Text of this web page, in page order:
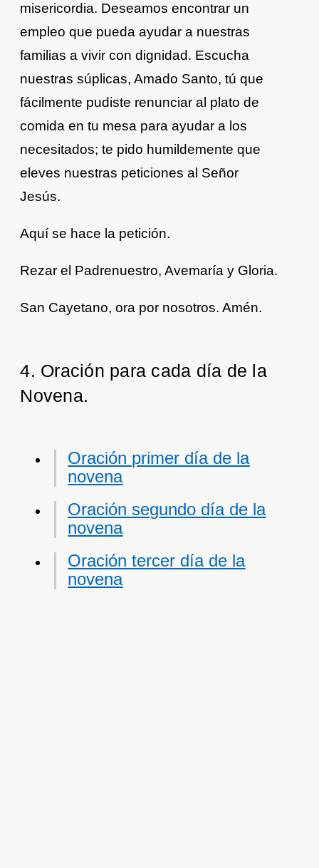
misericordia. Deseamos encontrar un
empleo que pueda ayudar a nuestras
familias a vivir con dignidad. Escucha
nuestras súplicas, Amado Santo, tú que
fácilmente pudiste renunciar al plato de
comida en tu mesa para ayudar a los
necesitados; te pido humildemente que
eleves nuestras peticiones al Señor
Jesús.
Aquí se hace la petición.
Rezar el Padrenuestro, Avemaría y Gloria.
San Cayetano, ora por nosotros. Amén.
4. Oración para cada día de la
Novena.
Oración primer día de la
novena
Oración segundo día de la
novena
Oración tercer día de la
novena